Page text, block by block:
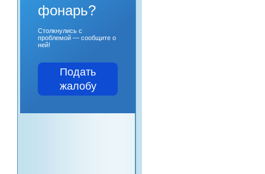
фонарь?
Столкнулись с
проблемой — сообщите о
ней!
Подать
жалобу